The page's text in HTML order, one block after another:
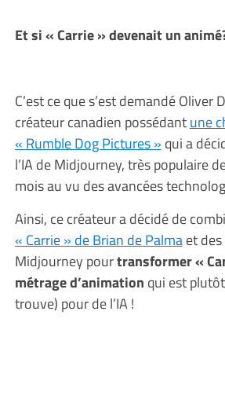
Et si « Carrie » devenait un
C’est ce que s’est demandé Oliver
créateur canadien possédantune
« Rumble Dog Pictures » qui a
l’IA de Midjourney, très populaire
mois au vu des avancées
Ainsi, ce créateur a décidé de
« Carrie » de Brian de Palmaet des
Midjourney pourtransformer «
métrage d’animation qui est
trouve) pour de l’IA !